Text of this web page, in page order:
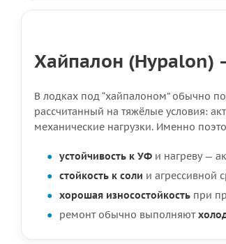
Хайпалон (Hypalon)
В лодках под “хайпалоном” обычно
рассчитанный на тяжёлые условия:
механические нагрузки. Именно
устойчивость к УФ и нагреву —
стойкость к соли и агрессивной
хорошая износостойкость при
ремонт обычно выполняют